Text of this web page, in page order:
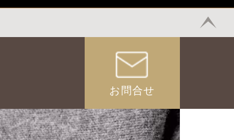
お問合せ